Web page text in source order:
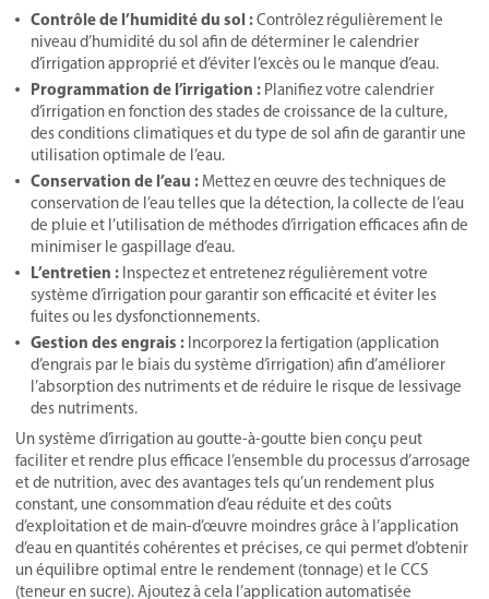
Contrôle de l’humidité du sol :Contrôlez régulièrement le
niveau d’humidité du sol afin de déterminer le calendrier
d’irrigation approprié et d’éviter l’excès ou le manque d’eau.
Programmation de l’irrigation : Planifiez votre calendrier
d’irrigation en fonction des stades de croissance de la culture,
des conditions climatiques et du type de sol afin de garantir une
utilisation optimale de l’eau.
Conservation de l’eau : Mettez en œuvre des techniques de
conservation de l’eau telles que la détection, la collecte de l’eau
de pluie et l’utilisation de méthodes d’irrigation efficaces afin de
minimiser le gaspillage d’eau.
L’entretien : Inspectez et entretenez régulièrement votre
système d’irrigation pour garantir son efficacité et éviter les
fuites ou les dysfonctionnements.
Gestion des engrais : Incorporez la fertigation (application
d’engrais par le biais du système d’irrigation) afin d’améliorer
l’absorption des nutriments et de réduire le risque de lessivage
des nutriments.
Un système d’irrigation au goutte-à-goutte bien conçu peut
faciliter et rendre plus efficace l’ensemble du processus d’arrosage
et de nutrition, avec des avantages tels qu’un rendement plus
constant, une consommation d’eau réduite et des coûts
d’exploitation et de main-d’œuvre moindres grâce à l’application
d’eau en quantités cohérentes et précises, ce qui permet d’obtenir
un équilibre optimal entre le rendement (tonnage) et le CCS
(teneur en sucre). Ajoutez à cela l’application automatisée